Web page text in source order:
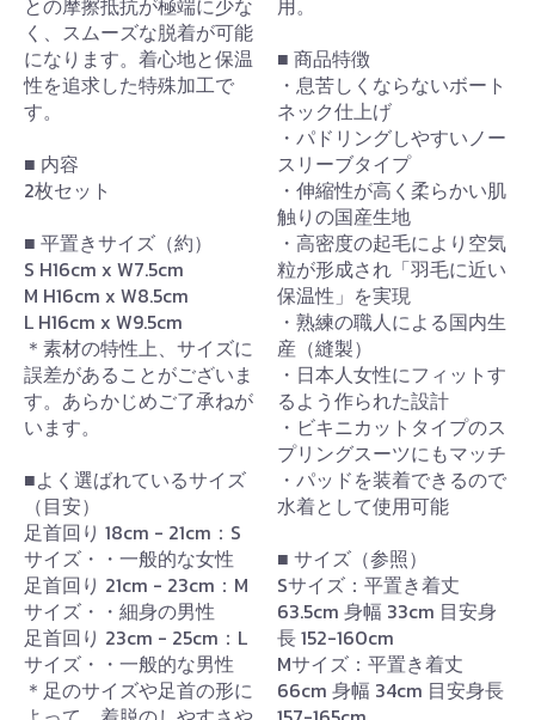
く、スムーズな脱着が可能
になります。着心地と保温
性を追求した特殊加工で
す。
■ 内容
2枚セット
■ 平置きサイズ（約）
S H16cm x W7.5cm
M H16cm x W8.5cm
L H16cm x W9.5cm
＊素材の特性上、サイズに
誤差があることがございま
す。あらかじめご了承ねが
います。
■よく選ばれているサイズ
（目安）
足首回り 18cm - 21cm：S
サイズ・・一般的な女性
足首回り 21cm - 23cm：M
サイズ・・細身の男性
足首回り 23cm - 25cm：L
サイズ・・一般的な男性
＊足のサイズや足首の形に
■ 商品特徴
・息苦しくならないボート
ネック仕上げ
・パドリングしやすいノー
スリーブタイプ
・伸縮性が高く柔らかい肌
触りの国産生地
・高密度の起毛により空気
粒が形成され「羽毛に近い
保温性」を実現
・熟練の職人による国内生
産（縫製）
・日本人女性にフィットす
るよう作られた設計
・ビキニカットタイプのス
プリングスーツにもマッチ
・パッドを装着できるので
水着として使用可能
■ サイズ（参照）
Sサイズ：平置き着丈
63.5cm 身幅 33cm 目安身
長 152-160cm
Mサイズ：平置き着丈
66cm 身幅 34cm 目安身長